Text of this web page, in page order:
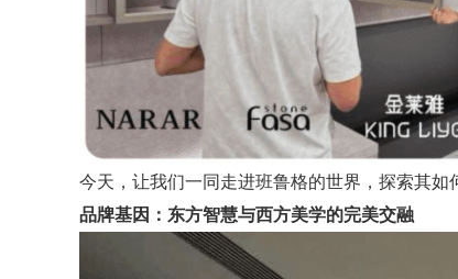
今天，让我们一同走进班鲁格的世界，探索其如
品牌基因：东方智慧与西方美学的完美交融